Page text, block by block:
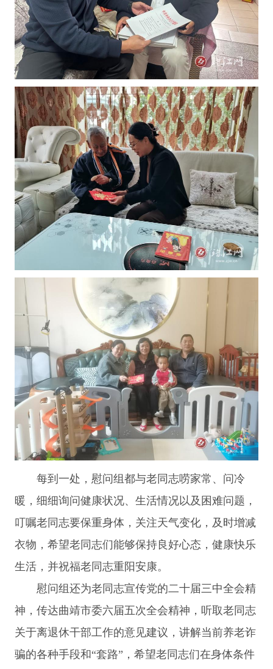
每到一处，慰问组都与老同志唠家常、问冷
暖，细细询问健康状况、生活情况以及困难问题，
叮嘱老同志要保重身体，关注天气变化，及时增减
衣物，希望老同志们能够保持良好心态，健康快乐
生活，并祝福老同志重阳安康。
慰问组还为老同志宣传党的二十届三中全会精
神，传达曲靖市委六届五次全会精神，听取老同志
关于离退休干部工作的意见建议，讲解当前养老诈
骗的各种手段和“套路”，希望老同志们在身体条件